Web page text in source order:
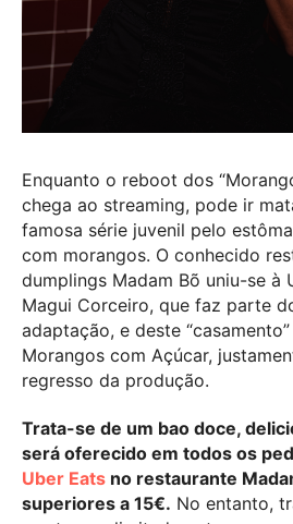
Enquanto o reboot dos
chega ao streaming, pode ir
famosa série juvenil pelo
com morangos. O conhecido
dumplings Madam Bõ uniu-se à
Magui Corceiro, que faz parte
adaptação, e deste
Morangos com Açúcar,
regresso da produção.
Trata-se de um bao doce,
será oferecido em todos os
Uber Eats no restaurante
superiores a 15€. No entanto,